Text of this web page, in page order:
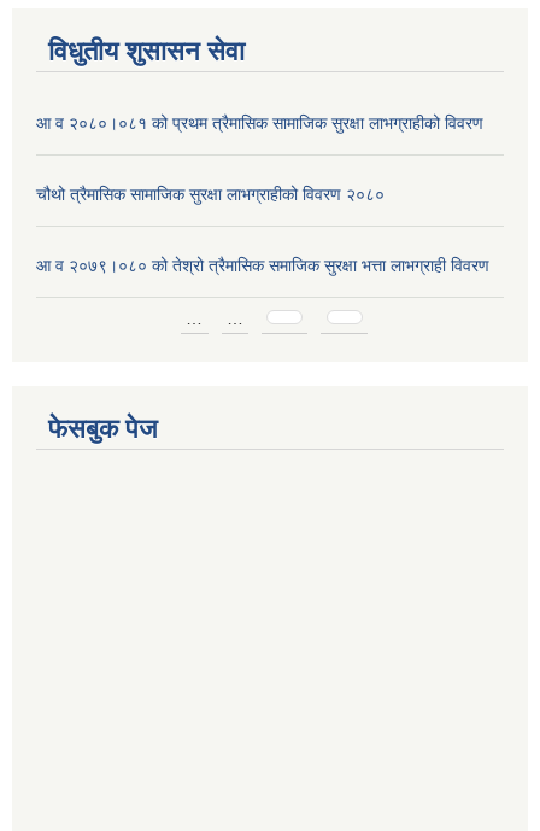
विधुतीय शुसासन सेवा
आ व २०८०।०८१ को प्रथम त्रैमासिक सामाजिक सुरक्षा लाभग्राहीको विवरण
चौथो त्रैमासिक सामाजिक सुरक्षा लाभग्राहीको विवरण २०८०
आ व २०७९।०८० को तेश्रो त्रैमासिक समाजिक सुरक्षा भत्ता लाभग्राही विवरण
फेसबुक पेज